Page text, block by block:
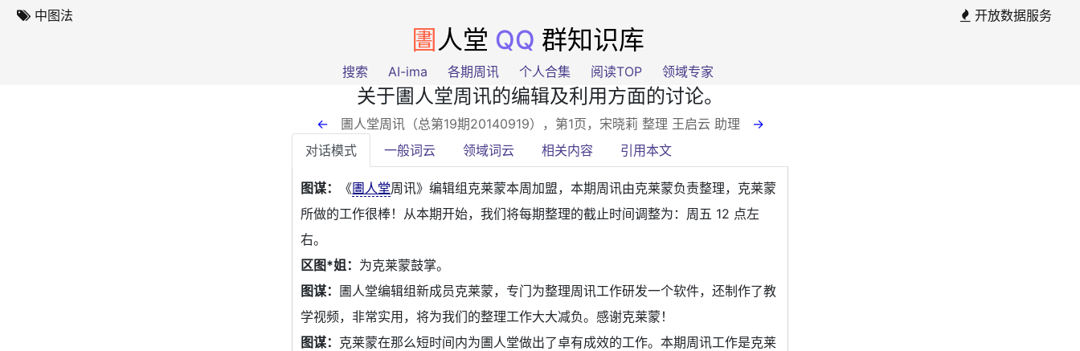
中图法 开放数据服务
圕 人堂 QQ 群知识库
搜索 AI-ima 各期周讯 个人合集 阅读TOP 领域专家
关于圕人堂周讯的编辑及利用方面的讨论。
← 圕人堂周讯（总第19期20140919），第1页 ，宋晓莉 整理 王启云 助理
→
对话模式
一般词云 领域词云 相关内容 引用本文
图谋： 《圕人堂周讯》编辑组克莱蒙本周加盟，本期周讯由克莱蒙负责整理，克莱蒙
所做的工作很棒！从本期开始，我们将每期整理的截止时间调整为：周五 12 点左
右。
区图*姐： 为克莱蒙鼓掌。
图谋： 圕人堂编辑组新成员克莱蒙，专门为整理周讯工作研发一个软件，还制作了教
学视频，非常实用，将为我们的整理工作大大减负。感谢克莱蒙！
图谋： 克莱蒙在那么短时间内为圕人堂做出了卓有成效的工作。本期周讯工作是克莱